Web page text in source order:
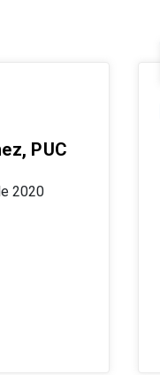
PUC
2020